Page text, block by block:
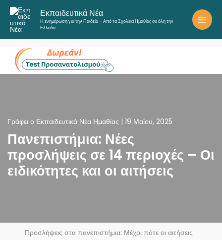
Μετάβαση
στο
περιεχόμενο
Εκπαιδευτικά Νέα
Η ενημέρωση για την Παιδεία – Από τα Σχολεία Ημαθίας σε όλη την
Ελλάδα
Γράφει ο Εκπαιδευτικά Νέα Ημαθίας 19 Μαΐου, 2025
Πανεπιστήμια: Νέες
προσλήψεις σε 14 περιοχές – Οι
ειδικότητες και οι αιτήσεις
Προσλήψεις στα πανεπιστήμια: Μέχρι πότε οι αιτήσεις